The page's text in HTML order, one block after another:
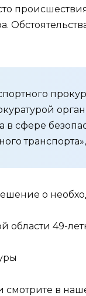
в сфере
о
области 49-
смотрите в